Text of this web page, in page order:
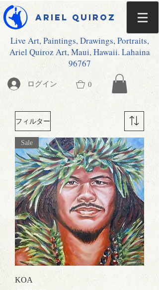
Ariel Quiroz
Live Art, Paintings, Drawings, Portraits,
Ariel Quiroz Art, Maui, Hawaii. Lahaina
96767
ログイン 0
フィルター
Sale
KOA